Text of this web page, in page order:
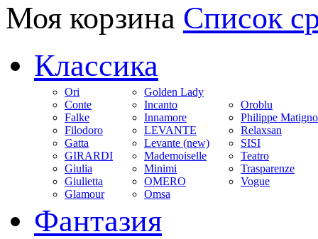
Моя корзина Список
Классика
Ori
Conte
Falke
Filodoro
Gatta
GIRARDI
Giulia
Giulietta
Glamour
Golden Lady
Incanto
Innamore
LEVANTE
Levante (new)
Mademoiselle
Minimi
OMERO
Omsa
Oroblu
Philippe
Relaxsan
SISI
Teatro
Trasparenze
Vogue
Фантазия